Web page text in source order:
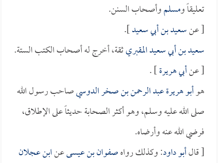
تعليقاً ومسلموأصحاب السنن.
[ عنسعيد بن أبي سعيد].
سعيد بن أبي سعيد المقبريثقة، أخرج له أصحاب الكتب الستة.
[ عنأبي هريرة] .
هوأبو هريرة عبد الرحمن بن صخر الدوسيصاحب رسول الله
صلى الله عليه وسلم، وهو أكثر الصحابة حديثاً على الإطلاق،
فرضي الله عنه وأرضاه.
[ قالأبو داود: وكذلك رواهصفوان بن عيسىعنابن عجلان